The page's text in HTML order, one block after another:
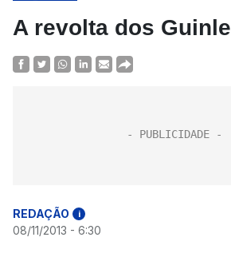
A revolta dos Guinle
REDAÇÃO i
08/11/2013 - 6:30